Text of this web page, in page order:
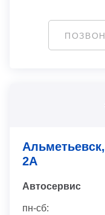
2А
Автосервис
пн-сб: